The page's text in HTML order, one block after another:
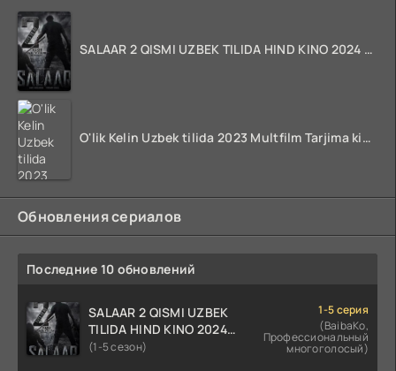
SALAAR 2 QISMI UZBEK TILIDA HIND KINO 2024 TARJIMA 720p HD Skachat
O'lik Kelin Uzbek tilida 2023 Multfilm Tarjima kino skachat
Обновления сериалов
Последние 10 обновлений
SALAAR 2 QISMI UZBEK
TILIDA HIND KINO 2024
TARJIMA 720p HD Skachat
(1-5 сезон)
1-5 серия
(BaibaKo,
Профессиональный
многоголосый)